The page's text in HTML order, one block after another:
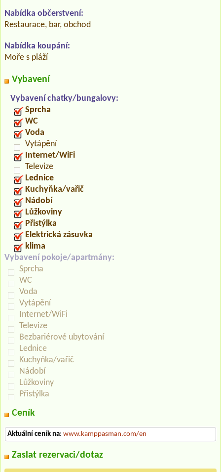
Nabídka občerstvení:
Restaurace, bar, obchod
Nabídka koupání:
Moře s pláží
Vybavení
Vybavení chatky/bungalovy:
Sprcha
WC
Voda
Vytápění
Internet/WiFi
Televize
Lednice
Kuchyňka/vařič
Nádobí
Lůžkoviny
Přistýlka
Elektrická zásuvka
klima
Vybavení pokoje/apartmány:
Sprcha
WC
Voda
Vytápění
Internet/WiFi
Televize
Bezbariérové ubytování
Lednice
Kuchyňka/vařič
Nádobí
Lůžkoviny
Přistýlka
Ceník
Aktuální ceník na: www.kamppasman.com/en
Zaslat rezervaci/dotaz